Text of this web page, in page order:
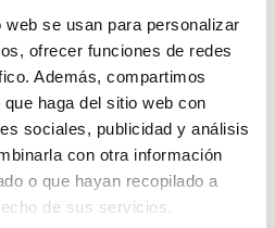
se usan para personalizar
ofrecer funciones de redes
Además, compartimos
haga del sitio web con
sociales, publicidad y análisis
con otra información
o que hayan recopilado a
de sus servicios.
ANA MARIA